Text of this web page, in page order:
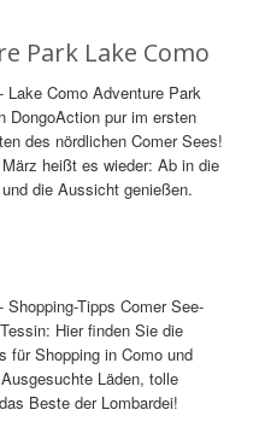
Park Lake Como
Lake Como Adventure Park
DongoAction pur im ersten
des nördlichen Comer Sees!
heißt es wieder: Ab in die
die Aussicht genießen.
Shopping-Tipps Comer See-
Hier finden Sie die
für Shopping in Como und
Läden, tolle
Beste der Lombardei!